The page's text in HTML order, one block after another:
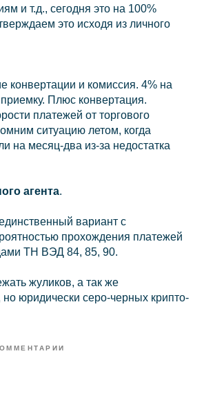
и т.д., сегодня это на 100%
это исходя из личного
конвертации и комиссия. 4% на
Плюс конвертация.
платежей от торгового
ситуацию летом, когда
на месяц-два из-за недостатка
агента.
вариант с
прохождения платежей
ТН ВЭД 84, 85, 90.
жуликов, а так же
но юридически серо-черных крипто-